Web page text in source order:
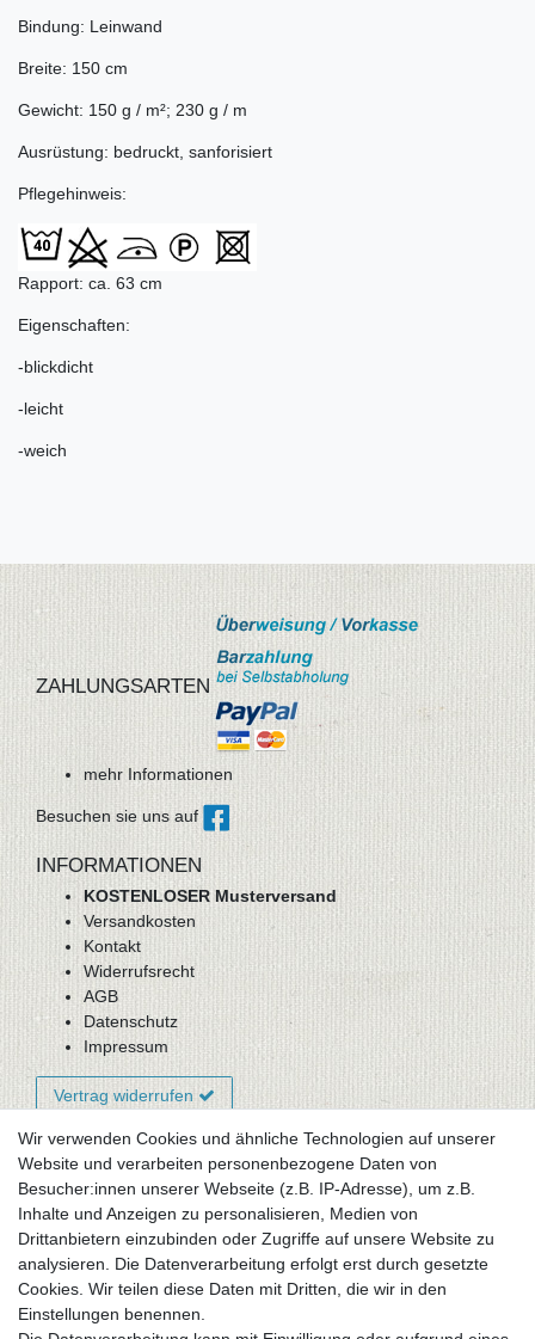
Bindung: Leinwand
Breite: 150 cm
Gewicht: 150 g / m²; 230 g / m
Ausrüstung: bedruckt, sanforisiert
Pflegehinweis:
Rapport: ca. 63 cm
Eigenschaften:
-blickdicht
-leicht
-weich
ZAHLUNGSARTEN
mehr Informationen
Besuchen sie uns auf
INFORMATIONEN
KOSTENLOSER Musterversand
Versandkosten
Kontakt
Widerrufsrecht
AGB
Datenschutz
Impressum
Vertrag widerrufen
Newsletter-Anmeldung
FAQ / Fragen
Mein Warenkorb
Mein Merkzettel
Mein Konto
UNSER LADENGESCHÄFT
Wir verwenden Cookies und ähnliche Technologien auf unserer
Website und verarbeiten personenbezogene Daten von
Besucher:innen unserer Webseite (z.B. IP-Adresse), um z.B.
Inhalte und Anzeigen zu personalisieren, Medien von
Drittanbietern einzubinden oder Zugriffe auf unsere Website zu
analysieren. Die Datenverarbeitung erfolgt erst durch gesetzte
Cookies. Wir teilen diese Daten mit Dritten, die wir in den
Einstellungen benennen.